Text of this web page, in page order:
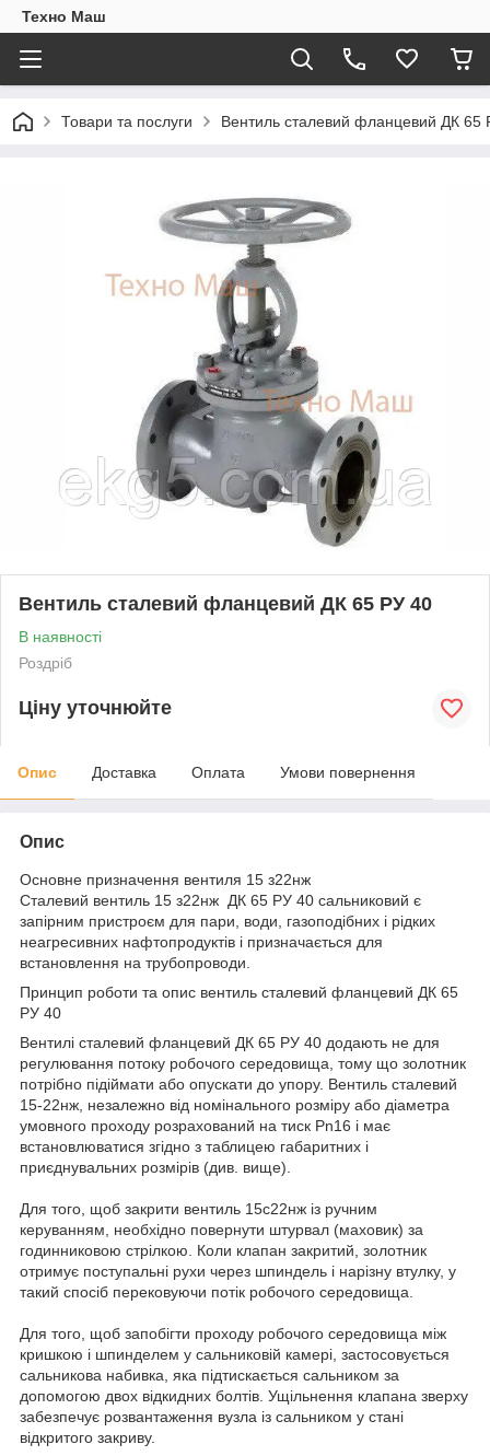
Техно Маш
Товари та послуги Вентиль сталевий фланцевий ДК 65
Вентиль сталевий фланцевий ДК 65 РУ 40
В наявності
Роздріб
Ціну уточнюйте
Опис Доставка Оплата Умови повернення
Опис
Основне призначення вентиля 15 з22нж
Сталевий вентиль 15 з22нж ДК 65 РУ 40 сальниковий є
запірним пристроєм для пари, води, газоподібних і рідких
неагресивних нафтопродуктів і призначається для
встановлення на трубопроводи.
Принцип роботи та опис вентиль сталевий фланцевий ДК 65
РУ 40
Вентилі сталевий фланцевий ДК 65 РУ 40 додають не для
регулювання потоку робочого середовища, тому що золотник
потрібно підіймати або опускати до упору. Вентиль сталевий
15-22нж, незалежно від номінального розміру або діаметра
умовного проходу розрахований на тиск Pn16 і має
встановлюватися згідно з таблицею габаритних і
приєднувальних розмірів (див. вище).
Для того, щоб закрити вентиль 15с22нж із ручним
керуванням, необхідно повернути штурвал (маховик) за
годинниковою стрілкою. Коли клапан закритий, золотник
отримує поступальні рухи через шпиндель і нарізну втулку, у
такий спосіб перековуючи потік робочого середовища.
Для того, щоб запобігти проходу робочого середовища між
кришкою і шпинделем у сальниковій камері, застосовується
сальникова набивка, яка підтискається сальником за
допомогою двох відкидних болтів. Ущільнення клапана зверху
забезпечує розвантаження вузла із сальником у стані
відкритого закриву.